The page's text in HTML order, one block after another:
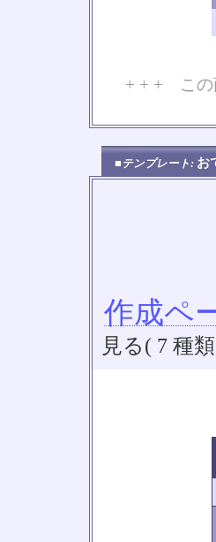
+ + + この
■テンプレート: お
作成ペ
見る( 7 種